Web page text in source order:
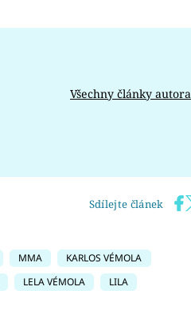
Všechny články autora
Sdílejte článek
MMA
KARLOS VÉMOLA
LELA VÉMOLA LILA